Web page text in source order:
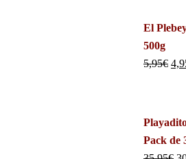
El
500g
5,95€
Pack de